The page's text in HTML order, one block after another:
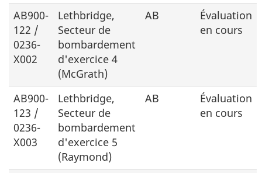
AB900-
122 /
0236-
X002
Lethbridge,
Secteur de
bombardement
d'exercice 4
(McGrath)
AB
Évaluation
en cours
AB900-
123 /
0236-
X003
Lethbridge,
Secteur de
bombardement
d'exercice 5
(Raymond)
AB
Évaluation
en cours